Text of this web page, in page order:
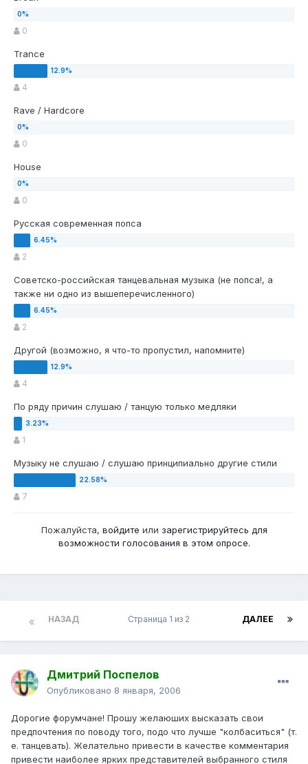
0
Trance
4
Rave / Hardcore
0
House
0
Русская современная попса
2
Советско-российская танцевальная музыка (не попса!, а
также ни одно из вышеперечисленного)
2
Другой (возможно, я что-то пропустил, напомните)
4
По ряду причин слушаю / танцую только медляки
1
Музыку не слушаю / слушаю принципиально другие стили
7
Пожалуйста, войдите или зарегистрируйтесь для
возможности голосования в этом опросе.
НАЗАД ДАЛЕЕ
Страница 1 из 2
Дмитрий Поспелов
Опубликовано 8 января, 2006
Дорогие форумчане! Прошу желаюших высказать свои
предпочтения по поводу того, подо что лучше "колбаситься" (т.
е. танцевать). Желательно привести в качестве комментария
привести наиболее ярких представителей выбранного стиля